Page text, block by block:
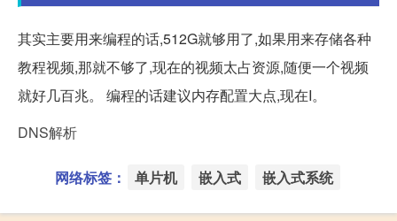
其实主要用来编程的话,512G就够用了,如果用来存储各种
教程视频,那就不够了,现在的视频太占资源,随便一个视频
就好几百兆。 编程的话建议内存配置大点,现在I。
DNS解析
网络标签： 单片机 嵌入式 嵌入式系统